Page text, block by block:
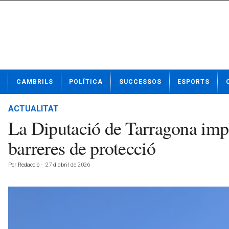
t
CAMBRILS POLÍTICA SUCCESSOS ESPORTS
ACTUALITAT
La Diputació de Tarragona
barreres de protecció
Por Redacció - 27 d'abril de 2026